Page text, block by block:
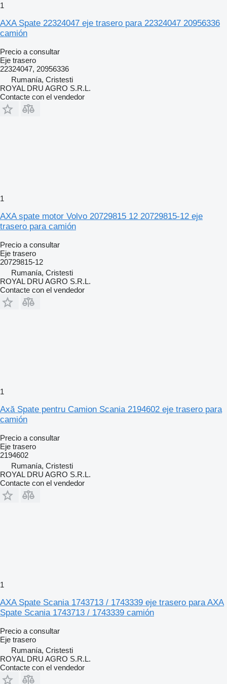
1
AXA Spate 22324047 eje trasero para 22324047 20956336
camión
Precio a consultar
Eje trasero
22324047, 20956336
Rumanía, Cristesti
ROYAL DRU AGRO S.R.L.
Contacte con el vendedor
1
AXA spate motor Volvo 20729815 12 20729815-12 eje
trasero para camión
Precio a consultar
Eje trasero
20729815-12
Rumanía, Cristesti
ROYAL DRU AGRO S.R.L.
Contacte con el vendedor
1
Axă Spate pentru Camion Scania 2194602 eje trasero para
camión
Precio a consultar
Eje trasero
2194602
Rumanía, Cristesti
ROYAL DRU AGRO S.R.L.
Contacte con el vendedor
1
AXA Spate Scania 1743713 / 1743339 eje trasero para AXA
Spate Scania 1743713 / 1743339 camión
Precio a consultar
Eje trasero
Rumanía, Cristesti
ROYAL DRU AGRO S.R.L.
Contacte con el vendedor